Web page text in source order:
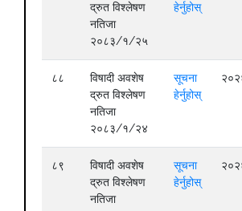
द्रुत विश्लेषण
नतिजा
२०८३/१/२५
हेर्नुहोस्
८८
विषादी अवशेष
द्रुत विश्लेषण
नतिजा
२०८३/१/२४
सूचना
हेर्नुहोस्
८९
विषादी अवशेष
द्रुत विश्लेषण
नतिजा
सूचना
हेर्नुहोस्